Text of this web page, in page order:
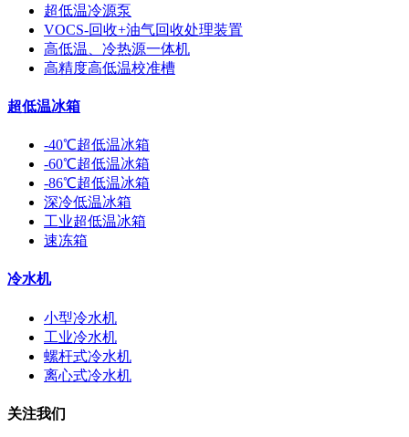
超低温冷源泵
VOCS-回收+油气回收处理装置
高低温、冷热源一体机
高精度高低温校准槽
超低温冰箱
-40℃超低温冰箱
-60℃超低温冰箱
-86℃超低温冰箱
深冷低温冰箱
工业超低温冰箱
速冻箱
冷水机
小型冷水机
工业冷水机
螺杆式冷水机
离心式冷水机
关注我们